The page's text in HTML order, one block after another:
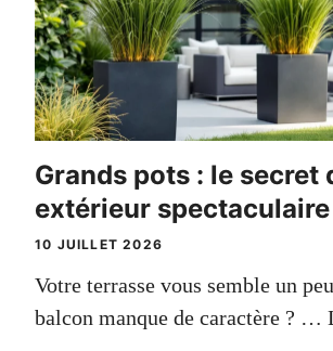
Grands pots : le secret
extérieur spectaculaire
10 JUILLET 2026
Votre terrasse vous semble un
balcon manque de caractère ? …